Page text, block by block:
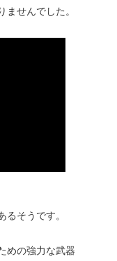
せんでした。
そうです。
めの強力な武器